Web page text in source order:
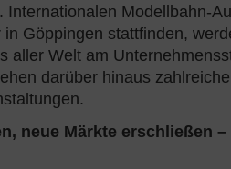
Internationalen Modellbahn-
Göppingen stattfinden,
aller Welt am
darüber hinaus
neue Märkte erschließen